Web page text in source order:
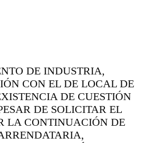
DE INDUSTRIA,
CON EL DE LOCAL DE
DE CUESTIÓN
DE SOLICITAR EL
LA CONTINUACIÓN DE